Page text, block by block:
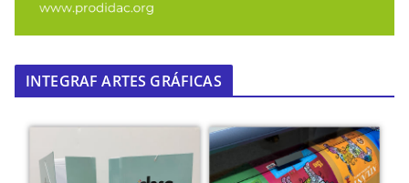
INTEGRAF ARTES GRÁFICAS